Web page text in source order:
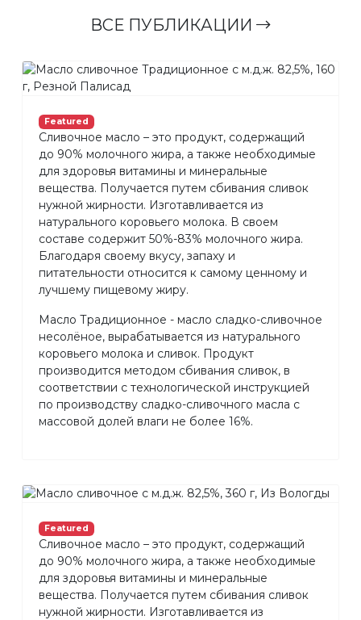
ВСЕ ПУБЛИКАЦИИ
Featured
Сливочное масло – это продукт, содержащий
до 90% молочного жира, а также необходимые
для здоровья витамины и минеральные
вещества. Получается путем сбивания сливок
нужной жирности. Изготавливается из
натурального коровьего молока. В своем
составе содержит 50%-83% молочного жира.
Благодаря своему вкусу, запаху и
питательности относится к самому ценному и
лучшему пищевому жиру.
Масло Традиционное - масло сладко-сливочное
несолёное, вырабатывается из натурального
коровьего молока и сливок. Продукт
производится методом сбивания сливок, в
соответствии с технологической инструкцией
по производству сладко-сливочного масла с
массовой долей влаги не более 16%.
Featured
Сливочное масло – это продукт, содержащий
до 90% молочного жира, а также необходимые
для здоровья витамины и минеральные
вещества. Получается путем сбивания сливок
нужной жирности. Изготавливается из